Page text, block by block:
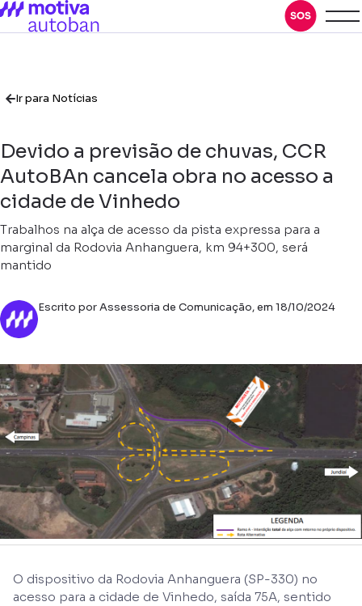
Ir para Notícias
Devido a previsão de chuvas, CCR
AutoBAn cancela obra no acesso a
cidade de Vinhedo
Trabalhos na alça de acesso da pista expressa para a
marginal da Rodovia Anhanguera, km 94+300, será
mantido
Escrito por Assessoria de Comunicação, em 18/10/2024
O dispositivo da Rodovia Anhanguera (SP-330) no
acesso para a cidade de Vinhedo, saída 75A, sentido